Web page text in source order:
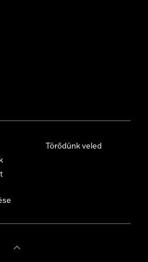
Törődünk veled